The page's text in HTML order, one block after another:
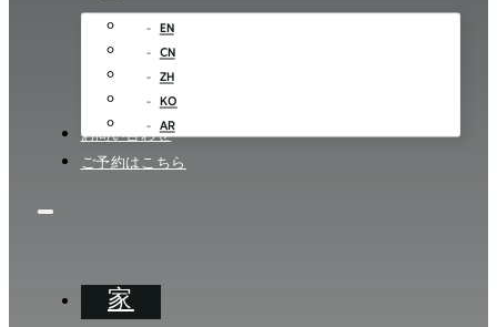
EN
CN
ZH
KO
AR
お問い合わせ
ご予約はこちら
家